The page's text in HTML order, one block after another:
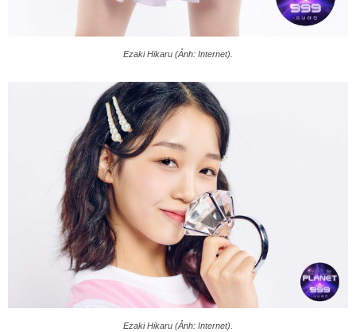
Ezaki Hikaru (Ảnh: Internet).
Ezaki Hikaru (Ảnh: Internet).